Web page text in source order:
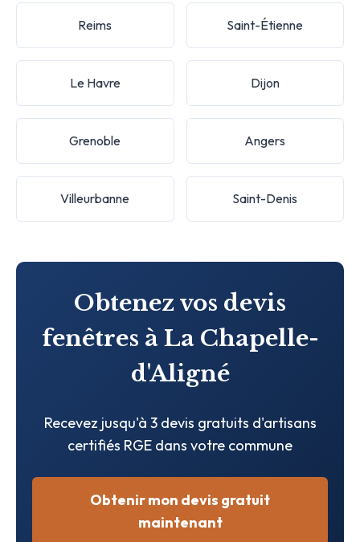
Reims Saint-Étienne
Le Havre Dijon
Grenoble Angers
Villeurbanne Saint-Denis
Obtenez vos devis
fenêtres à La Chapelle-
d'Aligné
Recevez jusqu'à 3 devis gratuits d'artisans
certifiés RGE dans votre commune
Obtenir mon devis gratuit
maintenant